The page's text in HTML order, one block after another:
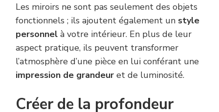
Les miroirs ne sont pas seulement des objets
fonctionnels ; ils ajoutent également un style
personnel à votre intérieur. En plus de leur
aspect pratique, ils peuvent transformer
l’atmosphère d’une pièce en lui conférant une
impression de grandeur et de luminosité.
Créer de la profondeur